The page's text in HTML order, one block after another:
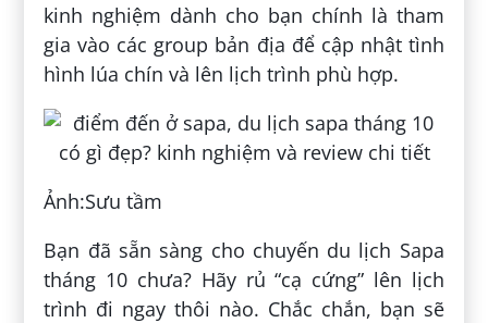
kinh nghiệm dành cho bạn chính là tham
gia vào các group bản địa để cập nhật tình
hình lúa chín và lên lịch trình phù hợp.
Ảnh:Sưu tầm
Bạn đã sẵn sàng cho chuyến du lịch Sapa
tháng 10 chưa? Hãy rủ “cạ cứng” lên lịch
trình đi ngay thôi nào. Chắc chắn, bạn sẽ